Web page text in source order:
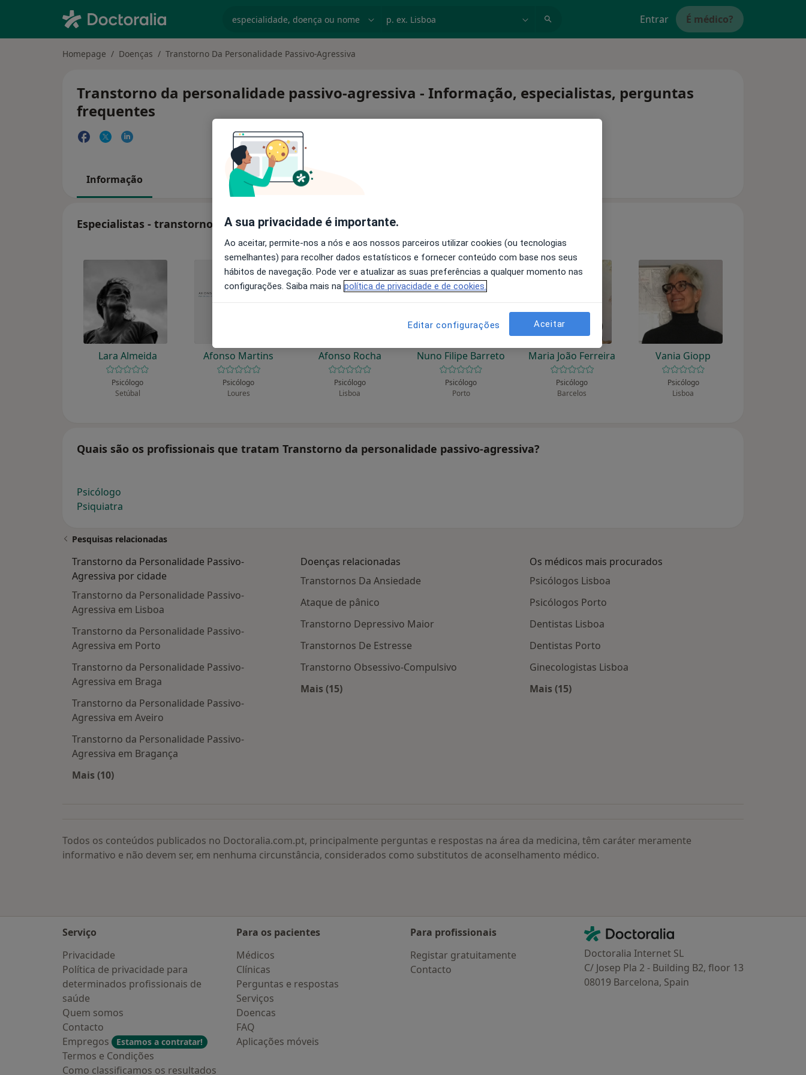
Entrar É médico?
Homepage Doenças Transtorno Da Personalidade Passivo-Agressiva
Transtorno da personalidade passivo-agressiva - Informação, especialistas, perguntas
frequentes
Informação
Especialistas - transtorno da personalidade passivo-agressiva
Lara Almeida
Psicólogo
Setúbal
Afonso Martins
Psicólogo
Loures
Afonso Rocha
Psicólogo
Lisboa
Nuno Filipe Barreto
Psicólogo
Porto
Maria João Ferreira
Psicólogo
Barcelos
Vania Giopp
Psicólogo
Lisboa
Quais são os profissionais que tratam Transtorno da personalidade passivo-agressiva?
Psicólogo
Psiquiatra
Pesquisas relacionadas
Transtorno da Personalidade Passivo-
Agressiva por cidade
Transtorno da Personalidade Passivo-
Agressiva em Lisboa
Transtorno da Personalidade Passivo-
Agressiva em Porto
Transtorno da Personalidade Passivo-
Agressiva em Braga
Transtorno da Personalidade Passivo-
Agressiva em Aveiro
Transtorno da Personalidade Passivo-
Agressiva em Bragança
Mais (10)
Doenças relacionadas
Transtornos Da Ansiedade
Ataque de pânico
Transtorno Depressivo Maior
Transtornos De Estresse
Transtorno Obsessivo-Compulsivo
Mais (15)
Os médicos mais procurados
Psicólogos Lisboa
Psicólogos Porto
Dentistas Lisboa
Dentistas Porto
Ginecologistas Lisboa
Mais (15)
Todos os conteúdos publicados no Doctoralia.com.pt, principalmente perguntas e respostas na área da medicina, têm caráter meramente
informativo e não devem ser, em nenhuma circunstância, considerados como substitutos de aconselhamento médico.
Serviço
Privacidade
Política de privacidade para
determinados profissionais de
saúde
Quem somos
Contacto
Empregos
Estamos a contratar!
Termos e Condições
Como classificamos os resultados
Para os pacientes
Médicos
Clínicas
Perguntas e respostas
Serviços
Doencas
FAQ
Aplicações móveis
Para profissionais
Registar gratuitamente
Contacto
Contacto
Doctoralia - Homepage
Doctoralia Internet SL
C/ Josep Pla 2 - Building B2, floor 13
08019 Barcelona, Spain
A sua privacidade é importante.
Ao aceitar, permite-nos a nós e aos nossos parceiros utilizar cookies (ou tecnologias
semelhantes) para recolher dados estatísticos e fornecer conteúdo com base nos seus
hábitos de navegação. Pode ver e atualizar as suas preferências a qualquer momento nas
configurações. Saiba mais na política de privacidade e de cookies.
Editar configurações Aceitar